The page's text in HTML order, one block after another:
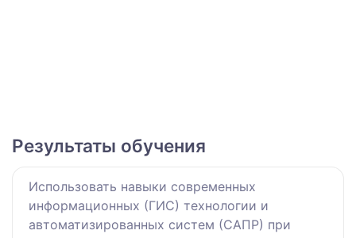
Результаты обучения
Использовать навыки современных
информационных (ГИС) технологии и
автоматизированных систем (САПР) при